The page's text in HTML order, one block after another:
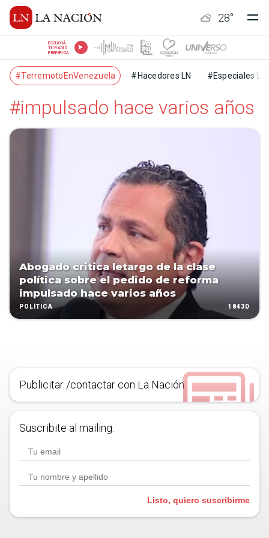
28°
ESCUCHÁ
TU RADIO
PREFERIDA
#TerremotoEnVenezuela #Hacedores LN #Especiales LN
#impulsado hace varios años
Abogado critica letargo de la clase
política sobre el pedido de reforma
impulsado hace varios años
POLÍTICA 1843D
Publicitar /contactar con La Nación
Suscribite al mailing.
Listo, quiero suscribirme